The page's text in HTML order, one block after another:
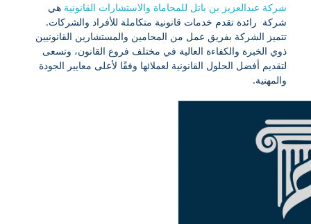
شركة عبدالعزيز بن باتل للمحاماة والاستشارات القانونية هي
شركة رائدة تقدم خدمات قانونية متكاملة للأفراد والشركات.
تتميز الشركة بفريق عمل من المحامين والمستشارين القانونيين
ذوي الخبرة والكفاءة العالية في مختلف فروع القانون، وتسعى
لتقديم أفضل الحلول القانونية لعملائها وفقًا لأعلى معايير الجودة
والمهنية.